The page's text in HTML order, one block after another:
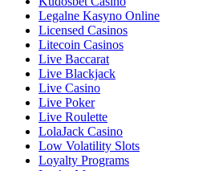
Legalne Kasyno Online
Licensed Casinos
Litecoin Casinos
Live Baccarat
Live Blackjack
Live Casino
Live Poker
Live Roulette
LolaJack Casino
Low Volatility Slots
Loyalty Programs